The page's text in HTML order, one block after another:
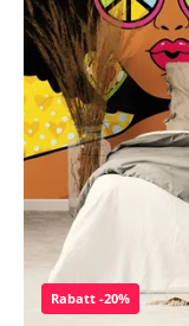
Rabatt -20%